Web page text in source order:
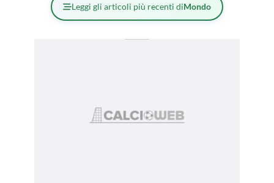
Leggi gli articoli più recenti diMondo